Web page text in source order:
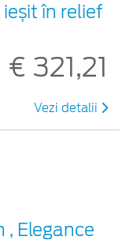
în relief
€ 321,21
Vezi detalii
, Elegance